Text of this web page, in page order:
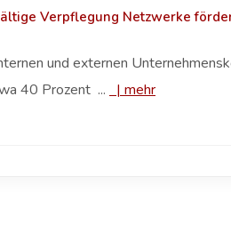
Verpflegung Netzwerke
und externen
40 Prozent ... |mehr